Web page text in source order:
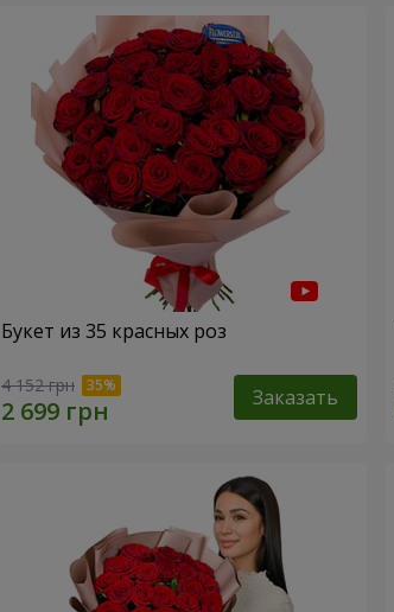
Букет из 35 красных роз
4 152 грн Заказать